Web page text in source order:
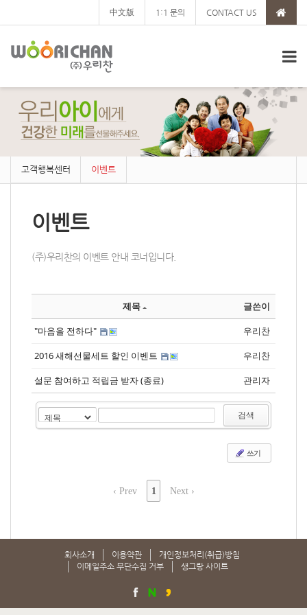
中文版 1:1 문의 CONTACT US
고객행복센터 이벤트
이벤트
(주)우리찬의 이벤트 안내 코너입니다.
제목
글쓴이
"마음을 전하다"
우리찬
2016 새해선물세트 할인 이벤트
우리찬
설문 참여하고 적립금 받자 (종료)
관리자
검색
쓰기
‹ Prev 1 Next ›
Sketchbook5, 스케치북5
Sketchbook5, 스케치북5
Sketchbook5, 스케치북5
Sketchbook5, 스케치북5
회사소개 이용약관
개인정보처리(취급)방침
이메일주소 무단수집 거부
생그랑 사이트